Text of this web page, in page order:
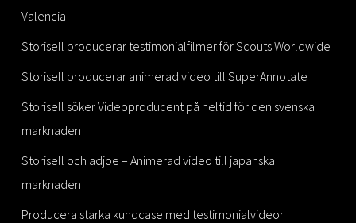
Valencia
Storisell producerar testimonialfilmer för Scouts Worldwide
Storisell producerar animerad video till SuperAnnotate
Storisell söker Videoproducent på heltid för den svenska
marknaden
Storisell och adjoe – Animerad video till japanska
marknaden
Producera starka kundcase med testimonialvideor